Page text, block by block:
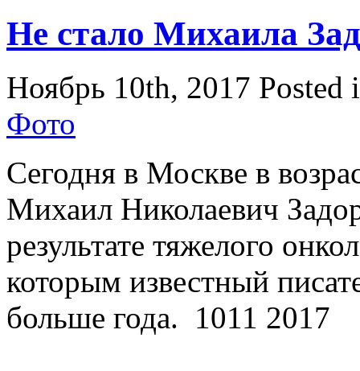
Не стало Михаила
Ноябрь 10th, 2017 Posted
Фото
Сегодня в Москве в
Михаил Николаевич
результате тяжелого
которым известный
больше года. 1011 2017